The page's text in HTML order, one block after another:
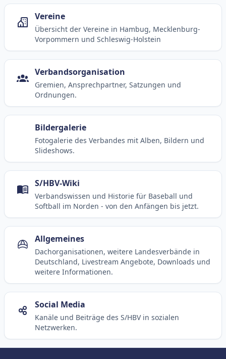
Vereine
Übersicht der Vereine in Hambug, Mecklenburg-
Vorpommern und Schleswig-Holstein
Verbandsorganisation
Gremien, Ansprechpartner, Satzungen und
Ordnungen.
Bildergalerie
Fotogalerie des Verbandes mit Alben, Bildern und
Slideshows.
S/HBV-Wiki
Verbandswissen und Historie für Baseball und
Softball im Norden - von den Anfängen bis jetzt.
Allgemeines
Dachorganisationen, weitere Landesverbände in
Deutschland, Livestream Angebote, Downloads und
weitere Informationen.
Social Media
Kanäle und Beiträge des S/HBV in sozialen
Netzwerken.